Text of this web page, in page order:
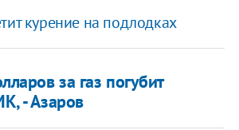
курение на подлодках
за газ погубит
- Азаров